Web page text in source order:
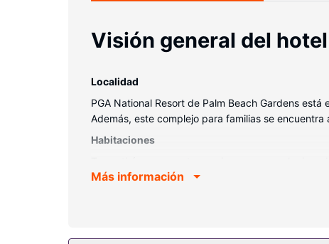
Visión general del hotel
Localidad
PGA National Resort de Palm Beach Gardens
Además, este complejo para familias se
Habitaciones
acolchado adicional y ropa de cama de alta
Más información